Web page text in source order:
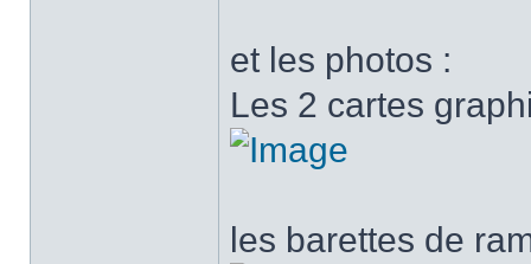
et les photos :
Les 2 cartes
les barettes de